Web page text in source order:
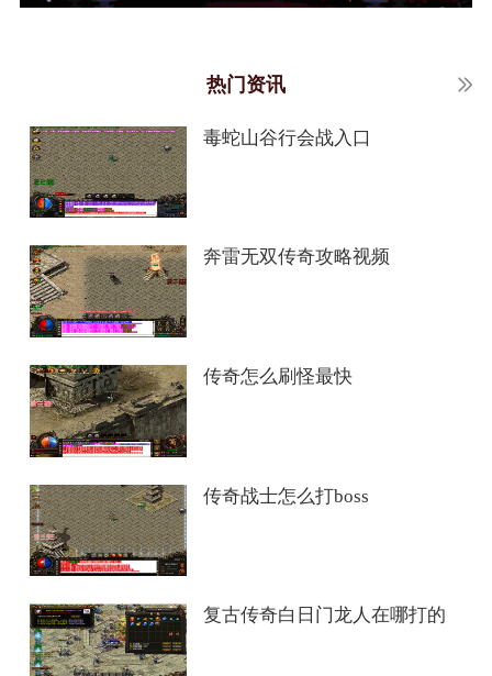
热门资讯
毒蛇山谷行会战入口
奔雷无双传奇攻略视频
传奇怎么刷怪最快
传奇战士怎么打boss
复古传奇白日门龙人在哪打的